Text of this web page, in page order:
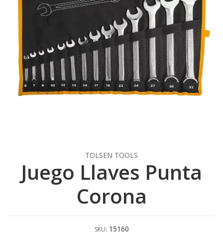
TOLSEN TOOLS
Juego Llaves Punta
Corona
SKU: 15160